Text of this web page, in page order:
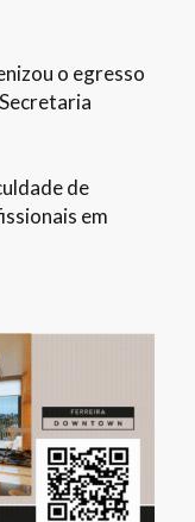
o egresso
de
em